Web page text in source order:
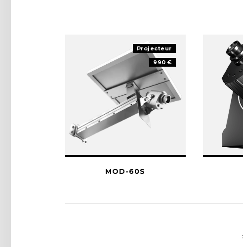
Projecteur
990 €
MOD-60S